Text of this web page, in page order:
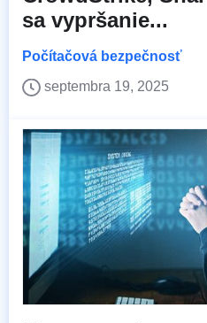
sa vypršanie...
Počítačová bezpečnosť
septembra 19, 2025